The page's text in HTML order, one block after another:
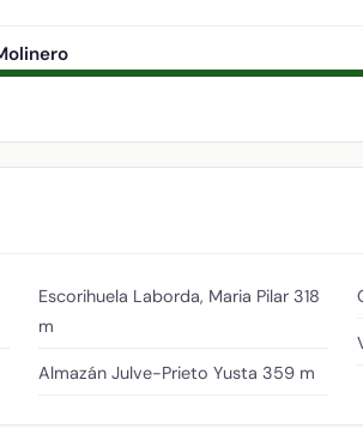
Escorihuela Laborda, Maria Pilar 318
m
Almazán Julve-Prieto Yusta 359 m